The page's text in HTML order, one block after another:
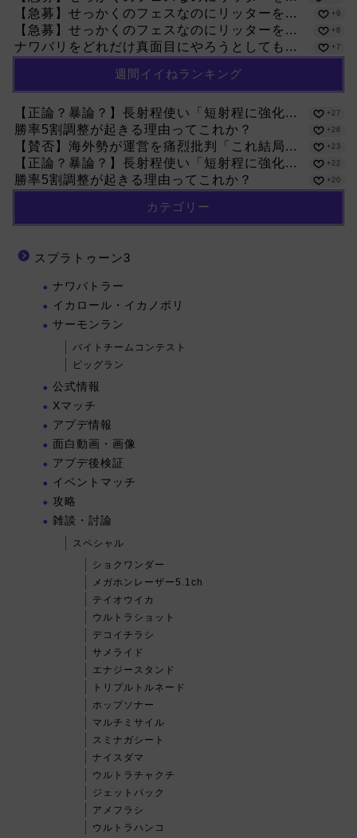
【急募】せっかくのフェスなのにリッターを... +9
【急募】せっかくのフェスなのにリッターを... +8
ナワバリをどれだけ真面目にやろうとしても... +7
週間イイねランキング
【正論？暴論？】長射程使い「短射程に強化... +27
勝率5割調整が起きる理由ってこれか？ +26
【賛否】海外勢が運営を痛烈批判「これ結局... +23
【正論？暴論？】長射程使い「短射程に強化... +22
勝率5割調整が起きる理由ってこれか？ +20
カテゴリー
スプラトゥーン3
ナワバトラー
イカロール・イカノボリ
サーモンラン
バイトチームコンテスト
ビッグラン
公式情報
Xマッチ
アプデ情報
面白動画・画像
アプデ後検証
イベントマッチ
攻略
雑談・討論
スペシャル
ショクワンダー
メガホンレーザー5.1ch
テイオウイカ
ウルトラショット
デコイチラシ
サメライド
エナジースタンド
トリプルトルネード
ホップソナー
マルチミサイル
スミナガシート
ナイスダマ
ウルトラチャクチ
ジェットパック
アメフラシ
ウルトラハンコ